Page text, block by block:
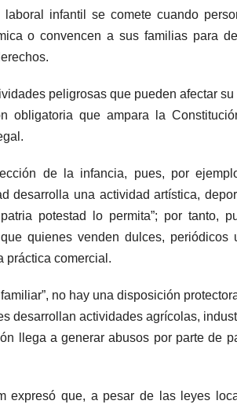
infantil se comete cuando
o convencen a sus familias para
peligrosas que pueden afectar
obligatoria que ampara la
de la infancia, pues, por
desarrolla una actividad artística,
potestad lo permita”; por tanto,
quienes venden dulces, periódicos
práctica comercial.
no hay una disposición
desarrollan actividades agrícolas,
llega a generar abusos por parte de
expresó que, a pesar de las leyes